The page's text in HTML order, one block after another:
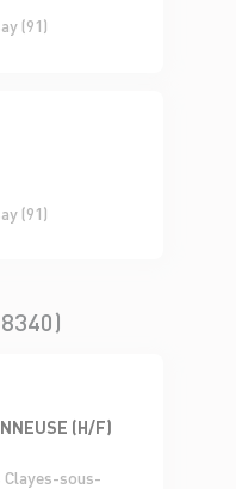
(91)
(91)
(H/F)
Clayes-sous-